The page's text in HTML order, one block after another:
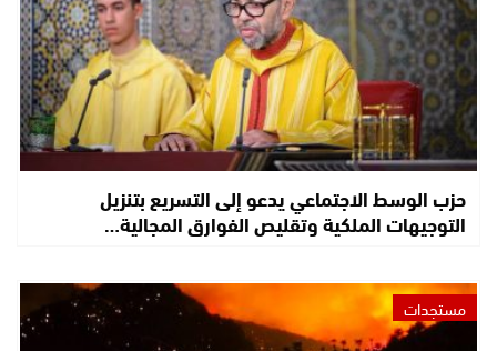
حزب الوسط الاجتماعي يدعو إلى التسريع بتنزيل
التوجيهات الملكية وتقليص الفوارق المجالية…
مستجدات